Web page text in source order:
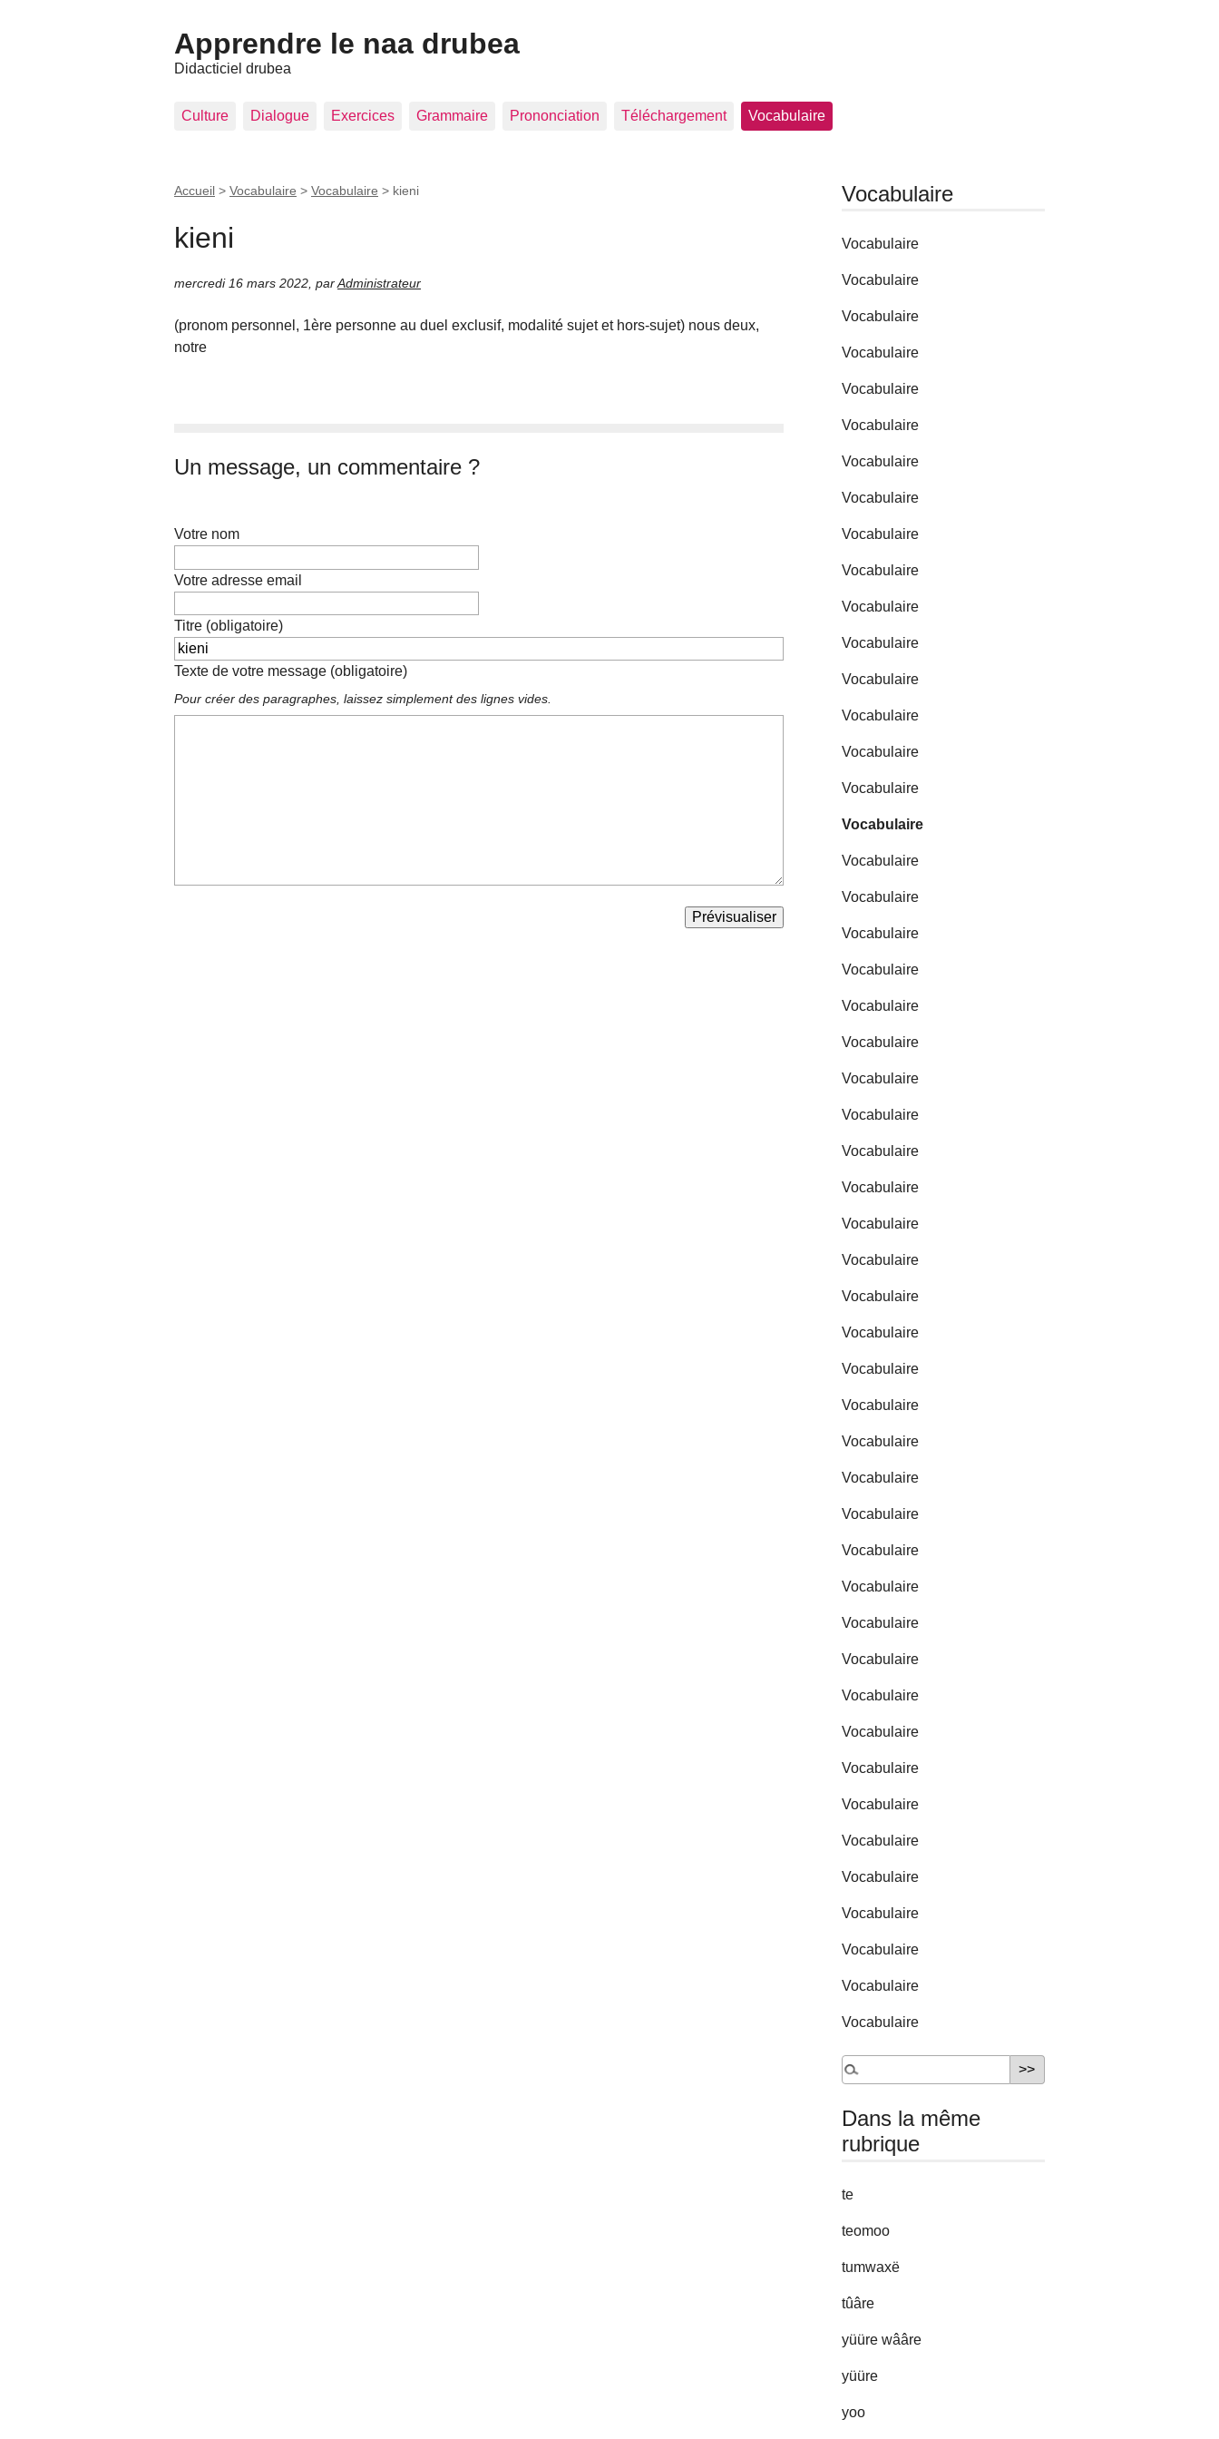
Apprendre le naa drubea
Didacticiel drubea
Culture Dialogue Exercices Grammaire Prononciation Téléchargement Vocabulaire
Accueil > Vocabulaire > Vocabulaire > kieni
kieni
mercredi 16 mars 2022 parAdministrateur
(pronom personnel, 1ère personne au duel exclusif, modalité sujet et hors-sujet) nous deux,
notre
Un message, un commentaire ?
Votre nom
Votre adresse email
Titre (obligatoire)
Texte de votre message (obligatoire)
Pour créer des paragraphes, laissez simplement des lignes vides.
Vocabulaire
Vocabulaire
Vocabulaire
Vocabulaire
Vocabulaire
Vocabulaire
Vocabulaire
Vocabulaire
Vocabulaire
Vocabulaire
Vocabulaire
Vocabulaire
Vocabulaire
Vocabulaire
Vocabulaire
Vocabulaire
Vocabulaire
Vocabulaire
Vocabulaire
Vocabulaire
Vocabulaire
Vocabulaire
Vocabulaire
Vocabulaire
Vocabulaire
Vocabulaire
Vocabulaire
Vocabulaire
Vocabulaire
Vocabulaire
Vocabulaire
Vocabulaire
Vocabulaire
Vocabulaire
Vocabulaire
Vocabulaire
Vocabulaire
Vocabulaire
Vocabulaire
Vocabulaire
Vocabulaire
Vocabulaire
Vocabulaire
Vocabulaire
Vocabulaire
Vocabulaire
Vocabulaire
Vocabulaire
Vocabulaire
Vocabulaire
Vocabulaire
Dans la même
rubrique
te
teomoo
tumwaxë
tûâre
yüüre wââre
yüüre
yoo